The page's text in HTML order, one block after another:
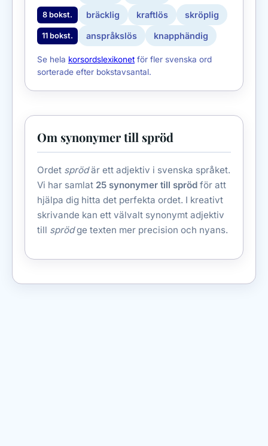
8 bokst. bräcklig kraftlös skröplig
11 bokst. anspråkslös knapphändig
Se hela korsordslexikonet för fler svenska ord
sorterade efter bokstavsantal.
Om synonymer till spröd
Ordet sprödär ett adjektiv i svenska språket.
Vi har samlat 25 synonymer till spröd för att
hjälpa dig hitta det perfekta ordet. I kreativt
skrivande kan ett välvalt synonymt adjektiv
till sprödge texten mer precision och nyans.